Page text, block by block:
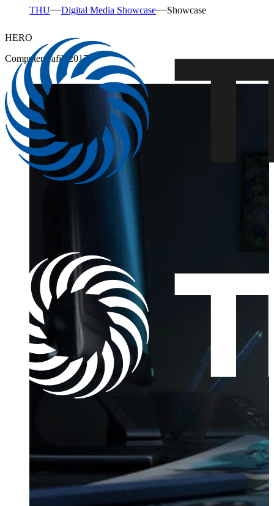
THU Digital Media Showcase Showcase
HERO
Computergrafik 2017